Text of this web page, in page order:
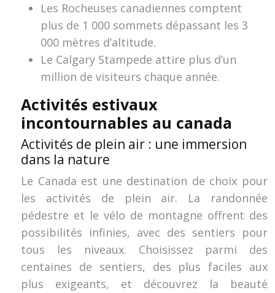
Les Rocheuses canadiennes comptent
plus de 1 000 sommets dépassant les 3
000 mètres d’altitude.
Le Calgary Stampede attire plus d’un
million de visiteurs chaque année.
Activités estivaux
incontournables au canada
Activités de plein air : une immersion
dans la nature
Le Canada est une destination de choix pour
les activités de plein air. La randonnée
pédestre et le vélo de montagne offrent des
possibilités infinies, avec des sentiers pour
tous les niveaux. Choisissez parmi des
centaines de sentiers, des plus faciles aux
plus exigeants, et découvrez la beauté